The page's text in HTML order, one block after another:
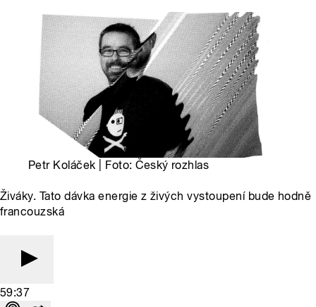
Petr Koláček | Foto: Český rozhlas
Živáky. Tato dávka energie z živých vystoupení bude hodně
francouzská
59:37